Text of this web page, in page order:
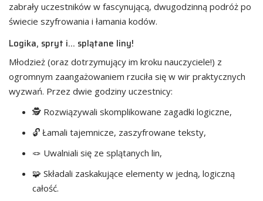
zabrały uczestników w fascynującą, dwugodzinną podróż po
świecie szyfrowania i łamania kodów.
Logika, spryt i… splątane liny!
Młodzież (oraz dotrzymujący im kroku nauczyciele!) z
ogromnym zaangażowaniem rzuciła się w wir praktycznych
wyzwań. Przez dwie godziny uczestnicy:
🕵 Rozwiązywali skomplikowane zagadki logiczne,
🔓 Łamali tajemnicze, zaszyfrowane teksty,
🪢 Uwalniali się ze splątanych lin,
🧩 Składali zaskakujące elementy w jedną, logiczną
całość.